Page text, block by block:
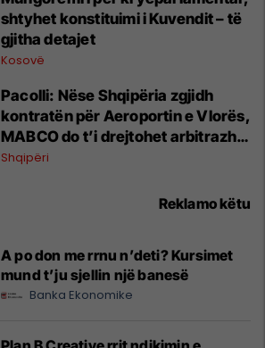
shtyhet konstituimi i Kuvendit – të
gjitha detajet
Kosovë
Pacolli: Nëse Shqipëria zgjidh
kontratën për Aeroportin e Vlorës,
MABCO do t’i drejtohet arbitrazhit
ndërkombëtar
Shqipëri
Reklamo këtu
A po don me rrnu n’deti? Kursimet
mund t’ju sjellin një banesë
Banka Ekonomike